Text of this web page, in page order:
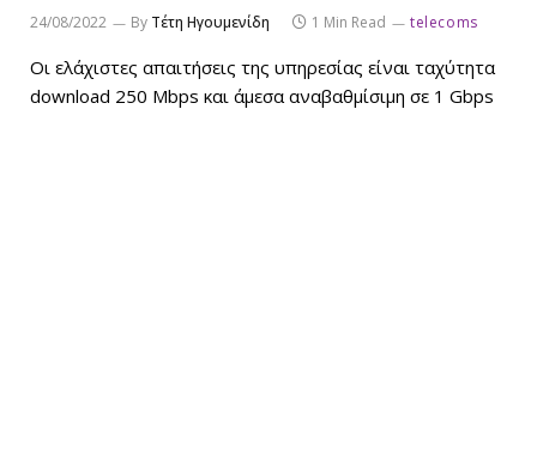
24/08/2022 By Τέτη Ηγουμενίδη 1 Min Read telecoms
Οι ελάχιστες απαιτήσεις της υπηρεσίας είναι ταχύτητα
download 250 Mbps και άμεσα αναβαθμίσιμη σε 1 Gbps